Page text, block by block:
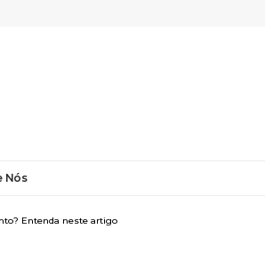
Nós
Entenda neste artigo